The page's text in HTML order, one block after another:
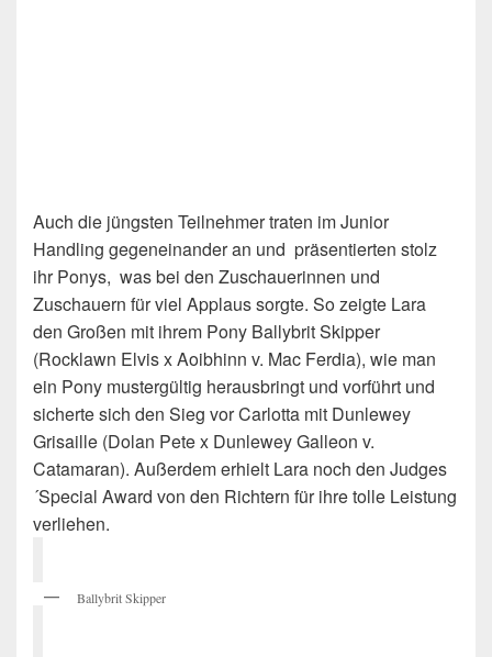
Auch die jüngsten Teilnehmer traten im Junior
Handling gegeneinander an und präsentierten stolz
ihr Ponys, was bei den Zuschauerinnen und
Zuschauern für viel Applaus sorgte. So zeigte Lara
den Großen mit ihrem Pony Ballybrit Skipper
(Rocklawn Elvis x Aoibhinn v. Mac Ferdia), wie man
ein Pony mustergültig herausbringt und vorführt und
sicherte sich den Sieg vor Carlotta mit Dunlewey
Grisaille (Dolan Pete x Dunlewey Galleon v.
Catamaran). Außerdem erhielt Lara noch den Judges
´Special Award von den Richtern für ihre tolle Leistung
verliehen.
Ballybrit Skipper